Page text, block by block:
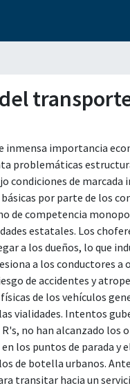
importancia
problemáticas
condiciones de
por parte de los
de competencia
estatales. Los
a los dueños, lo que
a los conductores
de accidentes y
de los vehículos
vialidades. Intentos
no han alcanzado los
los puntos de parada y
de botella urbanos.
transitar hacia un